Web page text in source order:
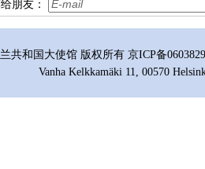
朋友：
共和国大使馆 版权所有 京ICP备
Vanha Kelkkamäki 11, 00570